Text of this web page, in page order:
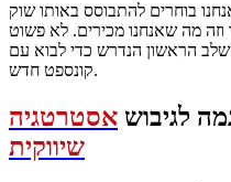
בוחרים להתבוסס באותו שוק
וזה מה שאנחנו מכירים. לא פשוט
הראשון הנדרש כדי לבוא עם
קונספט חדש.
לגיבוש אסטרטגיה
שיווקית